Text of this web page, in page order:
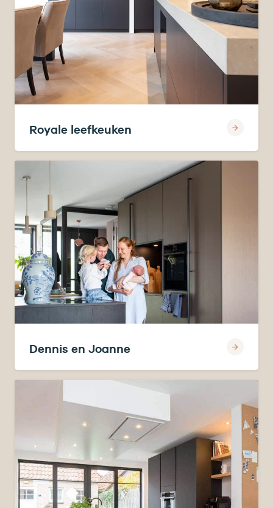
Royale leefkeuken
Dennis en Joanne